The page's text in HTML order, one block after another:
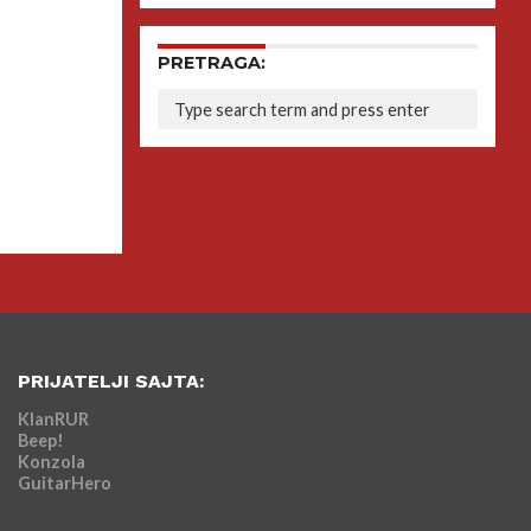
PRETRAGA:
PRIJATELJI SAJTA:
KlanRUR
Beep!
Konzola
GuitarHero